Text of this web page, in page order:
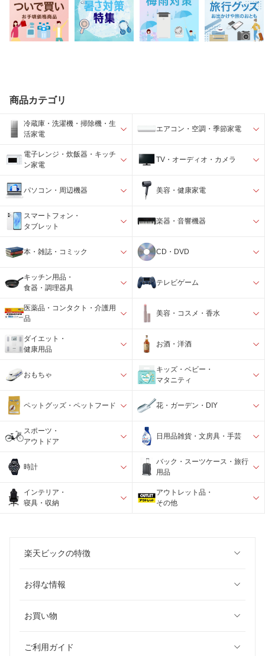
商品カテゴリ
冷蔵庫・洗濯機・掃除機・生
活家電
エアコン・空調・季節家電
電子レンジ・炊飯器・キッチ
ン家電
TV・オーディオ・カメラ
パソコン・周辺機器 美容・健康家電
スマートフォン・
タブレット
楽器・音響機器
本・雑誌・コミック CD・DVD
キッチン用品・
食器・調理器具
テレビゲーム
医薬品・コンタクト・介護用
品
美容・コスメ・香水
ダイエット・
健康用品
お酒・洋酒
おもちゃ
キッズ・ベビー・
マタニティ
ペットグッズ・ペットフード 花・ガーデン・DIY
スポーツ・
アウトドア
日用品雑貨・文房具・手芸
時計
バック・スーツケース・旅行
用品
インテリア・
寝具・収納
アウトレット品・
その他
楽天ビックの特徴
お得な情報
お買い物
ご利用ガイド